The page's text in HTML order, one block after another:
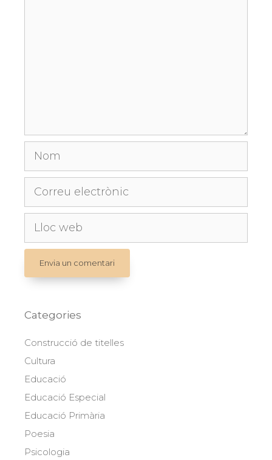
Nom
Correu
electrònic
Lloc
web
Categories
Construcció de titelles
Cultura
Educació
Educació Especial
Educació Primària
Poesia
Psicologia